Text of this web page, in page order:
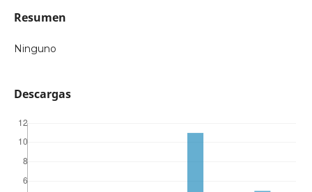
Resumen
Ninguno
Descargas